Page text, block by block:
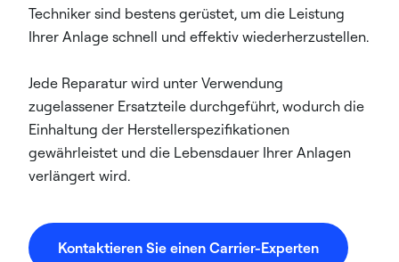
Techniker sind bestens gerüstet, um die Leistung
Ihrer Anlage schnell und effektiv wiederherzustellen.
Jede Reparatur wird unter Verwendung
zugelassener Ersatzteile durchgeführt, wodurch die
Einhaltung der Herstellerspezifikationen
gewährleistet und die Lebensdauer Ihrer Anlagen
verlängert wird.
Kontaktieren Sie einen Carrier-Experten